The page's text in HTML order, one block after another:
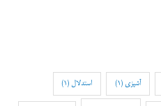
آشپزی (1) استدلال (1)